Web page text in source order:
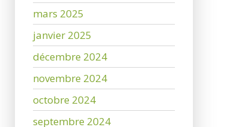
mars 2025
janvier 2025
décembre 2024
novembre 2024
octobre 2024
septembre 2024